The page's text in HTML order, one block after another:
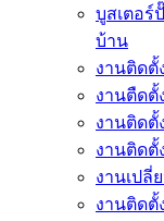
บูสเตอร์
บ้าน
งานติดตั้
งานตืดตั้
งานติดตั้
งานติดตั้
งานเปลี่
งานติดตั้